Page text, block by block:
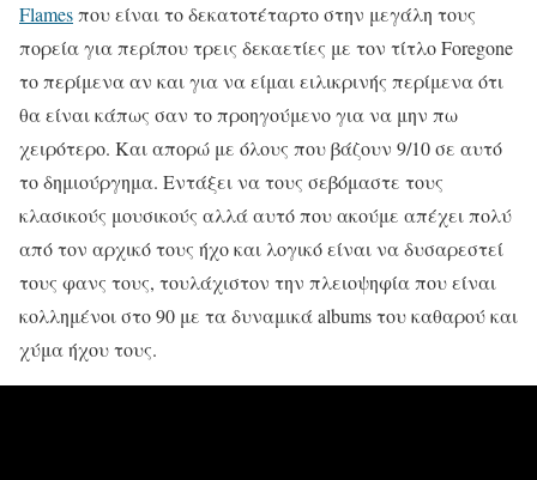
Flamesπου είναι το δεκατοτέταρτο στην μεγάλη τους
πορεία για περίπου τρεις δεκαετίες με τον τίτλο Foregone
το περίμενα αν και για να είμαι ειλικρινής περίμενα ότι
θα είναι κάπως σαν το προηγούμενο για να μην πω
χειρότερο. Και απορώ με όλους που βάζουν 9/10 σε αυτό
το δημιούργημα. Εντάξει να τους σεβόμαστε τους
κλασικούς μουσικούς αλλά αυτό που ακούμε απέχει πολύ
από τον αρχικό τους ήχο και λογικό είναι να δυσαρεστεί
τους φανς τους, τουλάχιστον την πλειοψηφία που είναι
κολλημένοι στο 90 με τα δυναμικά albums του καθαρού και
χύμα ήχου τους.